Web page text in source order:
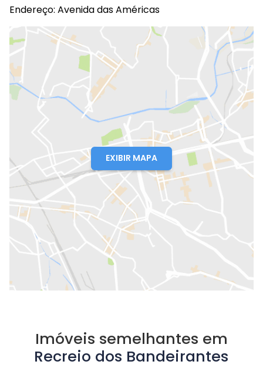
Endereço: Avenida das Américas
EXIBIR MAPA
Imóveis semelhantes em
Recreio dos Bandeirantes